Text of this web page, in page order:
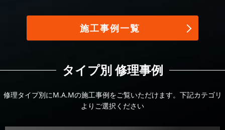
施工事例一覧
タイプ別 修理事例
修理タイプ別にM.A.Mの施工事例をご覧いただけます。下記カテゴリ
よりご選択ください